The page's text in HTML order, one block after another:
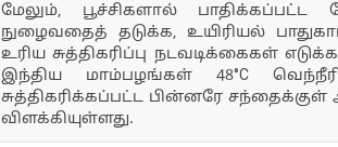
மேலும், பூச்சிகளால்
நுழைவதைத் தடுக்க, உயிரியல்
உரிய சுத்திகரிப்பு நடவடிக்கைகள்
இந்திய மாம்பழங்கள் 48°C
சுத்திகரிக்கப்பட்ட பின்னரே
விளக்கியுள்ளது.